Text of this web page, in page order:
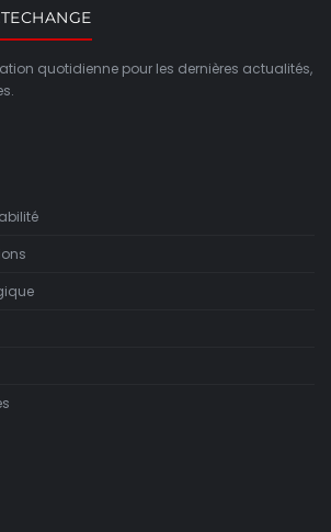
quotidienne pour les dernières actualités,